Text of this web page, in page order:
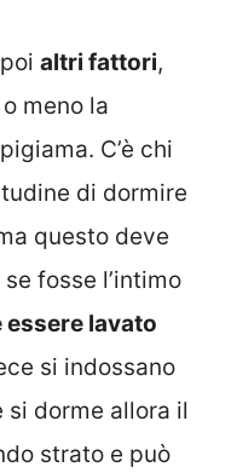
altri fattori,
meno la
C’è chi
di dormire
questo deve
fosse l’intimo
essere lavato
si indossano
si dorme allora il
strato e può